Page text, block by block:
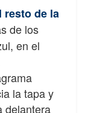
resto de la
de los
en el
la tapa y
delantera